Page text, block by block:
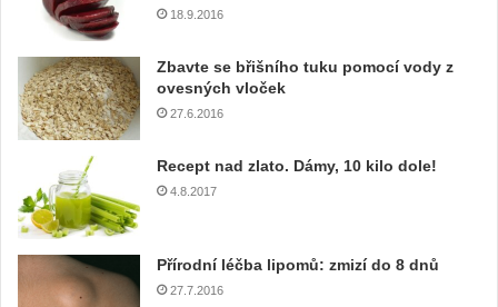
l
o
v
o
d
r
18.9.2016
Zbavte se břišního tuku pomocí vody z
ovesných vloček
27.6.2016
Recept nad zlato. Dámy, 10 kilo dole!
4.8.2017
Přírodní léčba lipomů: zmizí do 8 dnů
27.7.2016